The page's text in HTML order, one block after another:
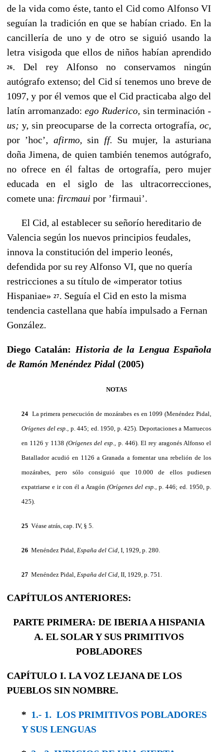
de la vida como éste, tanto el Cid como Alfonso VI
seguían la tradi­ción en que se habían criado. En la
cancillería de uno y de otro se siguió usando la
letra visigoda que ellos de ni­ños habían aprendido
26. Del rey Alfonso no conservamos ningún
autógrafo extenso; del Cid sí tenemos uno breve de
1097, y por él vemos que el Cid practicaba algo del
latín arromanzado:ego Ruderico, sin terminación-
us;y, sin pre­ocuparse de la correcta ortografía, oc,
por ’hoc’, afirmo,sin ff. Su mujer, la asturiana
doña Jimena, de quien también tenemos autógrafo,
no ofrece en él faltas de ortografía, pero mujer
educada en el siglo de las ultracorrecciones,
comete una: fircmaui por ’firmaui’.
El Cid, al establecer su señorío hereditario de
Valencia según los nuevos principios feudales,
innova la constitución del imperio leonés,
defendida por su rey Alfonso VI, que no quería
restricciones a su título de «imperator totius
Hispaniae» 27. Seguía el Cid en esto la misma
tendencia caste­llana que había impulsado a Fernan
González.
Diego Catalán: Historia de la Lengua Española
de Ramón Menéndez Pidal (2005)
NOTAS
24 La primera persecución de mozárabes es en 1099 (Menéndez Pidal,
Orígenes del esp., p. 445; ed. 1950, p. 425). Deportaciones a Marruecos
en 1126 y 1138(Orígenes del esp., p. 446). El rey ara­gonés Alfonso el
Batallador acudió en 1126 a Granada a fomen­tar una rebelión de los
mozárabes, pero sólo consiguió que 10.000 de ellos pudiesen
expatriarse e ir con él a Aragón (Orígenes del esp., p. 446; ed. 1950, p.
425).
25 Véase atrás, cap. IV, § 5.
26 Menéndez Pidal, España del Cid, I, 1929, p. 280.
27 Menéndez Pidal, España del Cid, II, 1929, p. 751.
CAPÍTULOS ANTERIORES:
PARTE PRIMERA: DE IBERIA A HISPANIA
A. EL SOLAR Y SUS PRIMITIVOS
POBLADORES
CAPÍTULO I. LA VOZ LEJANA DE LOS
PUEBLOS SIN NOMBRE.
* 1.- 1. LOS PRIMITIVOS POBLADORES
Y SUS LENGUAS